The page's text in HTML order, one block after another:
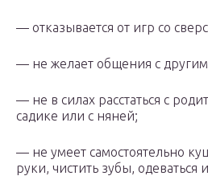
— отказывается от игр со
— не желает общения с
— не в силах расстаться с
садике или с няней;
— не умеет самостоятельно
руки, чистить зубы, одеваться